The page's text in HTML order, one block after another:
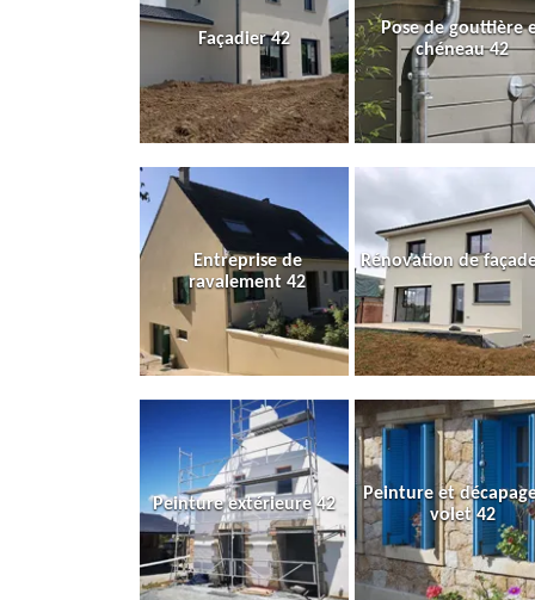
Façadier 42
Pose de gouttière
chéneau 42
Entreprise de
ravalement 42
Rénovation de
Peinture extérieure 42
Peinture et
volet 42